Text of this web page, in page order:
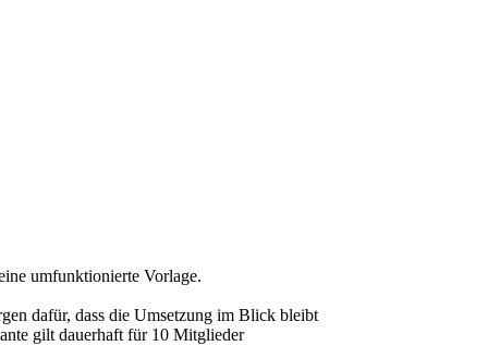
umfunktionierte Vorlage.
dafür, dass die Umsetzung im Blick bleibt
gilt dauerhaft für 10 Mitglieder